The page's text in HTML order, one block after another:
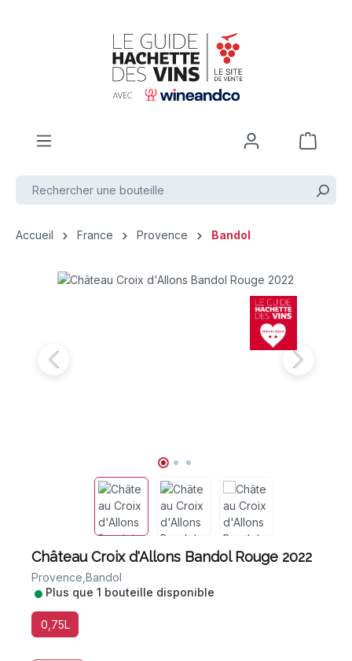
Accueil France Provence Bandol
Ignorer la galerie d'images
Château Croix d'Allons Bandol Rouge 2022
Provence, Bandol
•Plus que 1 bouteille disponible
0,75L